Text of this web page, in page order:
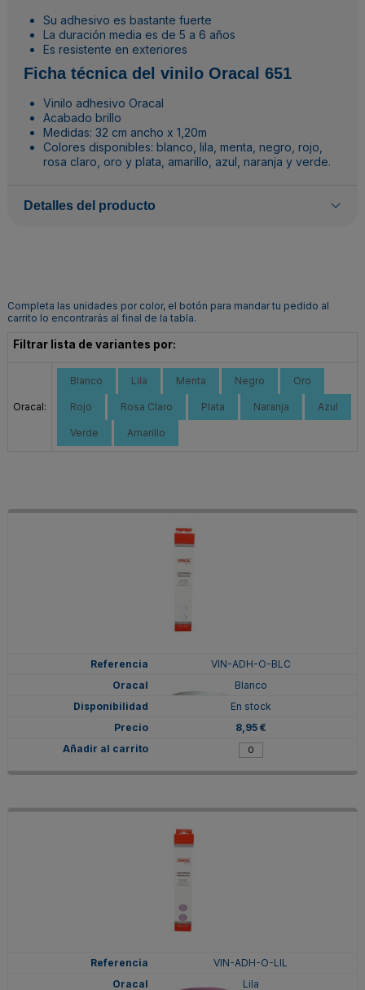
Su adhesivo es bastante fuerte
La duración media es de 5 a 6 años
Es resistente en exteriores
Ficha técnica del vinilo Oracal 651
Vinilo adhesivo Oracal
Acabado brillo
Medidas: 32 cm ancho x 1,20m
Colores disponibles: blanco, lila, menta, negro, rojo,
rosa claro, oro y plata, amarillo, azul, naranja y verde.
Detalles del producto
Completa las unidades por color, el botón para mandar tu pedido al
carrito lo encontrarás al final de la tabla.
Filtrar lista de variantes por:
Oracal:
Blanco Lila Menta Negro Oro
Rojo Rosa Claro Plata Naranja Azul
Verde Amarillo
VIN-ADH-O-BLC
Blanco
En stock
8,95 €
VIN-ADH-O-LIL
Lila